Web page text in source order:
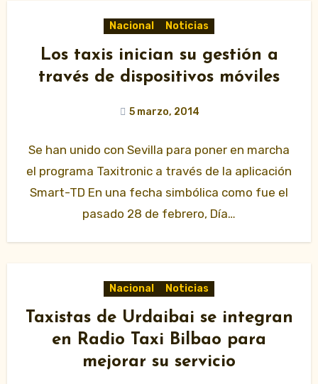
Nacional Noticias
Los taxis inician su gestión a
través de dispositivos móviles
5 marzo, 2014
Se han unido con Sevilla para poner en marcha
el programa Taxitronic a través de la aplicación
Smart-TD En una fecha simbólica como fue el
pasado 28 de febrero, Día…
Nacional Noticias
Taxistas de Urdaibai se integran
en Radio Taxi Bilbao para
mejorar su servicio